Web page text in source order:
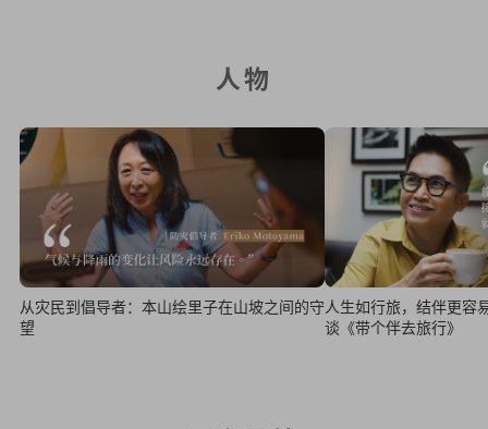
人物
从灾民到倡导者：本山绘里子在山坡之间的守
望
人生如行旅，结伴更容
谈《带个伴去旅行》